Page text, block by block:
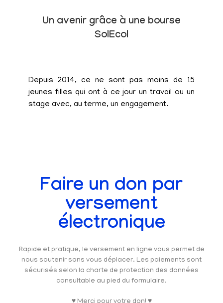
Un avenir grâce à une bourse
SolEcol
Depuis 2014, ce ne sont pas moins de 15
jeunes filles qui ont à ce jour un travail ou un
stage avec, au terme, un engagement.
Faire un don par
versement
électronique
Rapide et pratique, le versement en ligne vous permet de
nous soutenir sans vous déplacer. Les paiements sont
sécurisés selon la charte de protection des données
consultable au pied du formulaire.